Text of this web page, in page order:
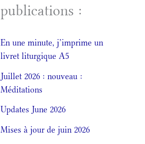
publications :
En une minute, j’imprime un
livret liturgique A5
Juillet 2026 : nouveau :
Méditations
Updates June 2026
Mises à jour de juin 2026